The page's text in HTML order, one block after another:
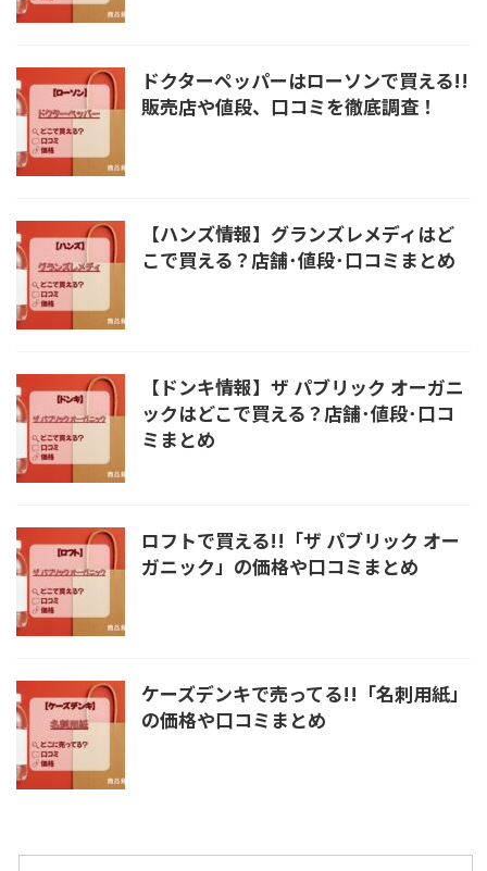
ドクターペッパーはローソンで買える!!
販売店や値段、口コミを徹底調査！
【ハンズ情報】グランズレメディはど
こで買える？店舗･値段･口コミまとめ
【ドンキ情報】ザ パブリック オーガニ
ックはどこで買える？店舗･値段･口コ
ミまとめ
ロフトで買える!!「ザ パブリック オー
ガニック」の価格や口コミまとめ
ケーズデンキで売ってる!!「名刺用紙」
の価格や口コミまとめ